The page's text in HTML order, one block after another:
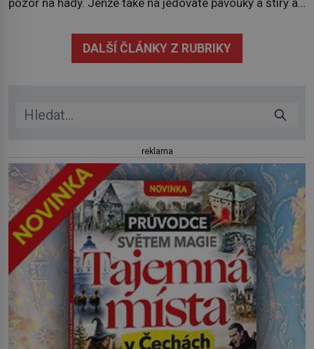
pozor na hady. Jenže také na jedovaté pavouky a štíry a
Stačí letmý dotyk a ozve se pronikavá bolest, která
přetrvává i týdny. Nenápadný tento […]
DALŠÍ ČLÁNKY Z RUBRIKY
reklama